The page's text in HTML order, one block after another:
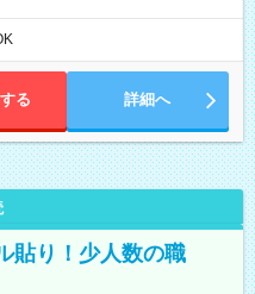
る 詳細へ
貼り！少人数の職